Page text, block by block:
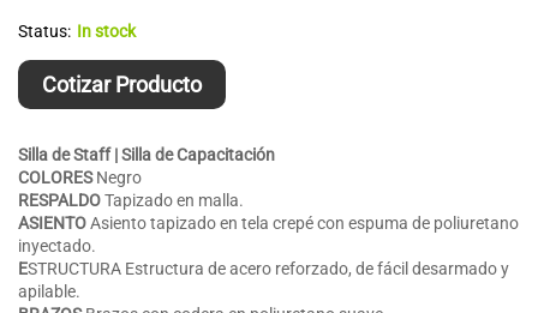
Status: In stock
Cotizar Producto
Silla de Staff | Silla de Capacitación
COLORESNegro
RESPALDOTapizado en malla.
ASIENTOAsiento tapizado en tela crepé con espuma de poliuretano
inyectado.
ESTRUCTURA Estructura de acero reforzado, de fácil desarmado y
apilable.